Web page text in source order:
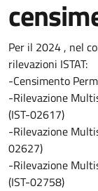
Per il 2024 , nel
rilevazioni ISTAT:
-Censimento
-Rilevazione
(IST-02617)
-Rilevazione
02627)
-Rilevazione
(IST-02758)